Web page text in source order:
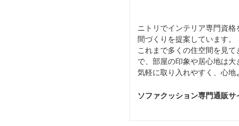
ニトリでインテリア専門資格
間づくりを提案しています。
これまで多くの住空間を見
で、部屋の印象や居心地は大
気軽に取り入れやすく、心
ソファクッション専門通販